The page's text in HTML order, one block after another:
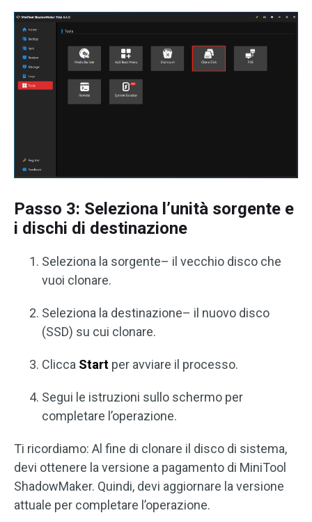
Passo 3: Seleziona l’unità sorgente e
i dischi di destinazione
Seleziona la sorgente– il vecchio disco che
vuoi clonare.
Seleziona la destinazione– il nuovo disco
(SSD) su cui clonare.
Clicca Start per avviare il processo.
Segui le istruzioni sullo schermo per
completare l’operazione.
Ti ricordiamo: Al fine di clonare il disco di sistema,
devi ottenere la versione a pagamento di MiniTool
ShadowMaker. Quindi, devi aggiornare la versione
attuale per completare l’operazione.